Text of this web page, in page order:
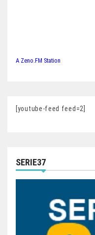
A Zeno.FM Station
[youtube-feed feed=2]
SERIE37